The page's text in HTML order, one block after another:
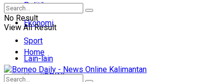
Politik
Ekonomi
Sport
Lain-lain
OPINI
No Result
View All Result
Home
Headline